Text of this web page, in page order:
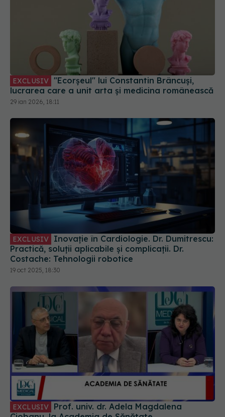
EXCLUSIV
lucrarea care a unit arta și medicina românească
29 ian 2026, 18:11
EXCLUSIV
Practică, soluții aplicabile și complicații. Dr.
Costache: Tehnologii robotice
19 oct 2025, 18:30
EXCLUSIV